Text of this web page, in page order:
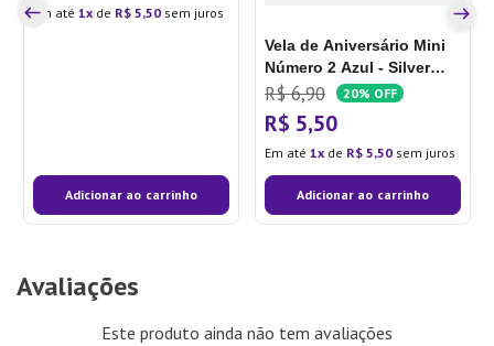
Em até 1 de R$ 5,50 sem juros
Adicionar ao carrinho
Vela de Aniversário Mini
Número 2 Azul - Silver
Plastic
R$ 6,90 20% OFF
R$ 5,50
Em até 1 de R$ 5,50 sem juros
Adicionar ao carrinho
Avaliações
Este produto ainda não tem avaliações